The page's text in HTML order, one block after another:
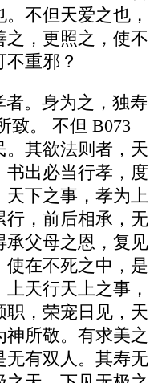
不但天爱之也，
之，更照之，使不
重邪？
。身为之，独寿
致。 不但 B073
。其欲法则者，天
书出必当行孝，度
天下之事，孝为上
行，前后相承，无
承父母之恩，复见
在不死之中，是
天行天上之事，
职，荣宠日见，天
所敬。有求美之
无有双人。其寿无